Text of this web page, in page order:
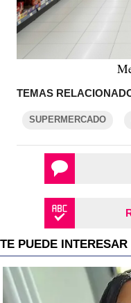
TEMAS
SUPERMERCADO